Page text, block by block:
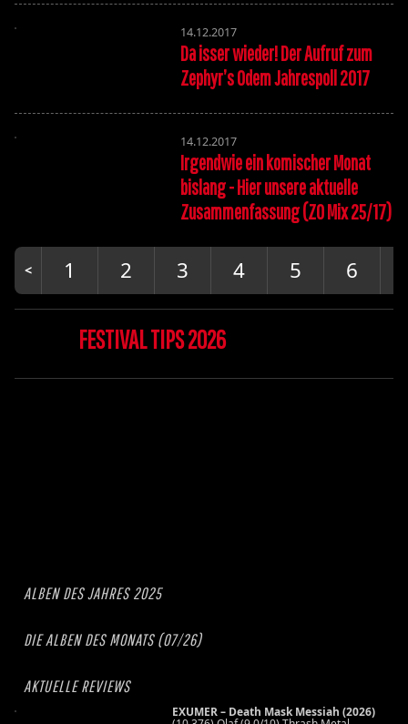
ALBEN DES JAHRES 2025
DIE ALBEN DES MONATS (07/26)
AKTUELLE REVIEWS
EXUMER – Death Mask Messiah (2026)
14.12.2017
Da isser wieder! Der Aufruf zum
Zephyr’s Odem Jahrespoll 2017
14.12.2017
Irgendwie ein komischer Monat
bislang - Hier unsere aktuelle
Zusammenfassung (ZO Mix 25/17)
1 2 3 4 5 6
FESTIVAL TIPS 2026